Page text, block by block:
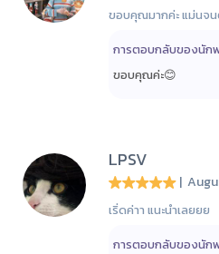
ขอบคุณมากค่ะ แม่นจน
การตอบกลับของนัก
ขอบคุณค่ะ😊
LPSV
|
เริ่ดค่าา แนะนำเลยยย
การตอบกลับของนัก